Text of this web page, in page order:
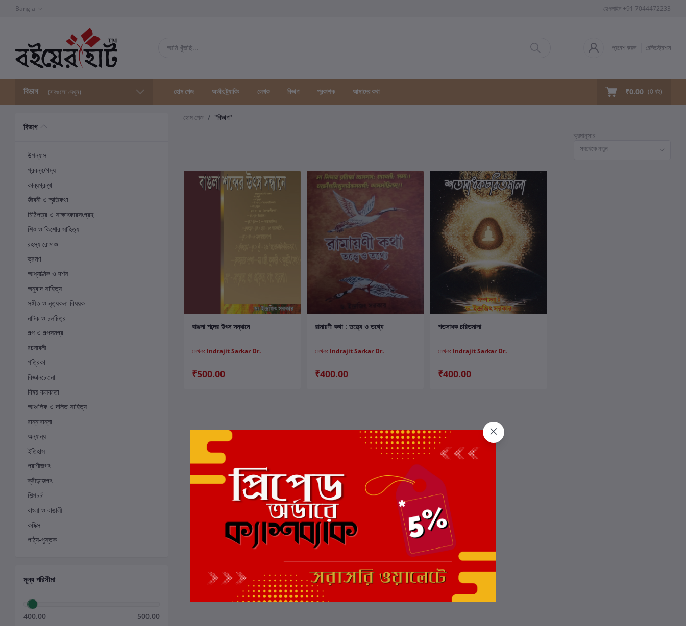
Bangla হেল্পলাইন +91 7044472233
প্রবেশ করুন রেজিস্ট্রেশান
বিভাগ (সবগুলো দেখুন) হোম পেজ অর্ডার ট্র্যাকিং লেখক বিভাগ প্রকাশক আমাদের কথা ₹0.00 (0 বই)
বিভাগ
উপন্যাস
প্রবন্ধ/গদ্য
কাব্যগ্রন্থ
জীবনী ও স্মৃতিকথা
চিঠিপত্র ও সাক্ষাৎকারসংগ্রহ
শিশু ও কিশোর সাহিত্য
রহস্য রোমাঞ্চ
ভ্রমণ
আধ্যাত্মিক ও দর্শন
অনুবাদ সাহিত্য
সঙ্গীত ও নৃত্যকলা বিষয়ক
নাটক ও চলচিত্র
গল্প ও গল্পসমগ্র
রচনাবলী
পত্রিকা
বিজ্ঞানচেতনা
বিষয় কলকাতা
আঞ্চলিক ও দলিত সাহিত্য
রান্নাবান্না
অন্যান্য
ইতিহাস
প্রাণীজগৎ
ক্রীড়াজগৎ
শিল্পচর্চা
বাংলা ও বাঙালী
কমিক্স
পাঠ্য-পুস্তক
মূল্য পরিসীমা
400.00 500.00
হোম পেজ
"বিভাগ"
ক্রমানুসার
সবথেকে নতুন
কার্টে যোগ করুন
বাঙলা শব্দের উৎস সন্ধানে
লেখক: Indrajit Sarkar Dr.
₹500.00
কার্টে যোগ করুন
রামায়ণী কথা : তত্ত্বে ও তথ্যে
লেখক: Indrajit Sarkar Dr.
₹400.00
কার্টে যোগ করুন
শতসাধক চরিতমালা
লেখক: Indrajit Sarkar Dr.
₹400.00